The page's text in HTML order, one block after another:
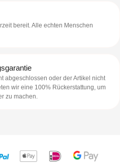
bereit. Alle echten Menschen
abgeschlossen oder der Artikel nicht
wir eine 100% Rückerstattung, um
zu machen.